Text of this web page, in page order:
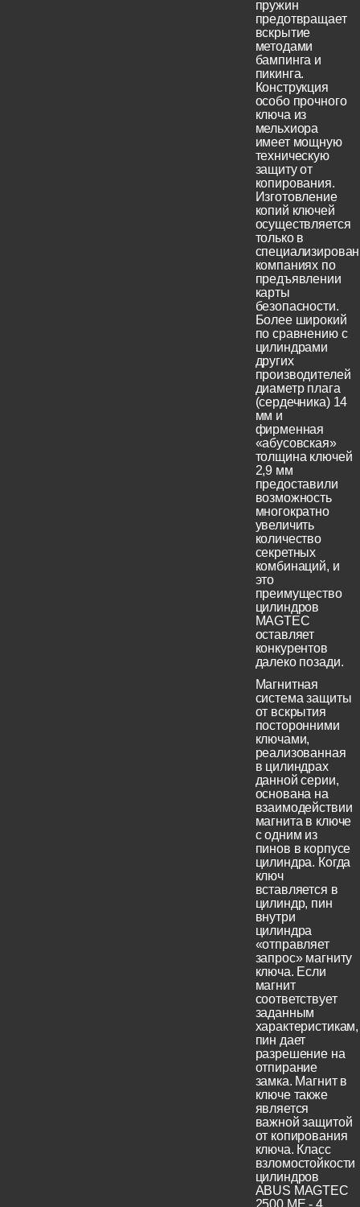
пружин
предотвращает
вскрытие
методами
бампинга и
пикинга.
Конструкция
особо прочного
ключа из
мельхиора
имеет мощную
техническую
защиту от
копирования.
Изготовление
копий ключей
осуществляется
только в
компаниях по
предъявлении
карты
безопасности.
Более широкий
по сравнению с
цилиндрами
других
производителей
диаметр плага
(сердечника) 14
мм и
фирменная
«абусовская»
толщина ключей
2,9 мм
предоставили
возможность
многократно
увеличить
количество
секретных
комбинаций, и
это
преимущество
цилиндров
MAGTEC
оставляет
конкурентов
далеко позади.
Магнитная
система защиты
от вскрытия
посторонними
ключами,
реализованная
в цилиндрах
данной серии,
основана на
взаимодействии
магнита в ключе
с одним из
пинов в корпусе
цилиндра. Когда
ключ
вставляется в
цилиндр, пин
внутри
цилиндра
«отправляет
запрос» магниту
ключа. Если
магнит
соответствует
заданным
характеристикам,
пин дает
разрешение на
отпирание
замка. Магнит в
ключе также
является
важной защитой
от копирования
ключа. Класс
взломостойкости
цилиндров
ABUS MAGTEC
2500 ME - 4,